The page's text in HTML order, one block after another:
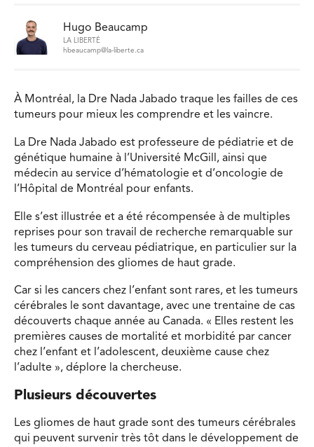
Hugo Beaucamp
LA LIBERTÉ
hbeaucamp@la-liberte.ca
À Montréal, la Dre Nada Jabado traque les failles de ces
tumeurs pour mieux les comprendre et les vaincre.
La Dre Nada Jabado est professeure de pédiatrie et de
génétique humaine à l’Université McGill, ainsi que
médecin au service d’hématologie et d’oncologie de
l’Hôpital de Montréal pour enfants.
Elle s’est illustrée et a été récompensée à de multiples
reprises pour son travail de recherche remarquable sur
les tumeurs du cerveau pédiatrique, en particulier sur la
compréhension des gliomes de haut grade.
Car si les cancers chez l’enfant sont rares, et les tumeurs
cérébrales le sont davantage, avec une trentaine de cas
découverts chaque année au Canada. « Elles restent les
premières causes de mortalité et morbidité par cancer
chez l’enfant et l’adolescent, deuxième cause chez
l’adulte », déplore la chercheuse.
Plusieurs découvertes
Les gliomes de haut grade sont des tumeurs cérébrales
qui peuvent survenir très tôt dans le développement de